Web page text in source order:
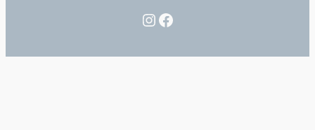
Instagram
Facebook